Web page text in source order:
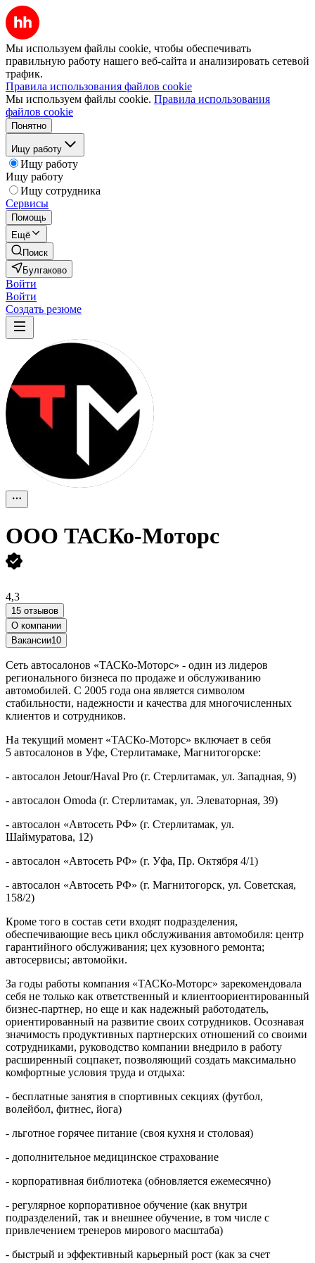
Мы используем файлы cookie, чтобы обеспечивать
правильную работу нашего веб-сайта и анализировать сетевой
трафик.
Правила использования файлов cookie
Мы используем файлы cookie. Правила использования
файлов cookie
Понятно
Ищу работу
Ищу работу
Ищу работу
Ищу сотрудника
Сервисы
Помощь
Ещё
Поиск
Булгаково
Войти
Войти
Создать резюме
ООО ТАСКо-Моторс
4,3
15 отзывов
О компании
Вакансии10
Сеть автосалонов «ТАСКо-Моторс» - один из лидеров
регионального бизнеса по продаже и обслуживанию
автомобилей. С 2005 года она является символом
стабильности, надежности и качества для многочисленных
клиентов и сотрудников.
На текущий момент «ТАСКо-Моторс» включает в себя
5 автосалонов в Уфе, Стерлитамаке, Магнитогорске:
- автосалон Jetour/Haval Pro (г. Стерлитамак, ул. Западная, 9)
- автосалон Omoda (г. Стерлитамак, ул. Элеваторная, 39)
- автосалон «Автосеть РФ» (г. Стерлитамак, ул.
Шаймуратова, 12)
- автосалон «Автосеть РФ» (г. Уфа, Пр. Октября 4/1)
- автосалон «Автосеть РФ» (г. Магнитогорск, ул. Советская,
158/2)
Кроме того в состав сети входят подразделения,
обеспечивающие весь цикл обслуживания автомобиля: центр
гарантийного обслуживания; цех кузовного ремонта;
автосервисы; автомойки.
За годы работы компания «ТАСКо-Моторс» зарекомендовала
себя не только как ответственный и клиентоориентированный
бизнес-партнер, но еще и как надежный работодатель,
ориентированный на развитие своих сотрудников. Осознавая
значимость продуктивных партнерских отношений со своими
сотрудниками, руководство компании внедрило в работу
расширенный соцпакет, позволяющий создать максимально
комфортные условия труда и отдыха:
- бесплатные занятия в спортивных секциях (футбол,
волейбол, фитнес, йога)
- льготное горячее питание (своя кухня и столовая)
- дополнительное медицинское страхование
- корпоративная библиотека (обновляется ежемесячно)
- регулярное корпоративное обучение (как внутри
подразделений, так и внешнее обучение, в том числе с
привлечением тренеров мирового масштаба)
- быстрый и эффективный карьерный рост (как за счет